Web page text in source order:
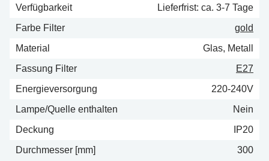
Verfügbarkeit
Lieferfrist: ca. 3-7 Tage
Farbe Filter
gold
Material
Glas, Metall
Fassung Filter
E27
Energieversorgung
220-240V
Lampe/Quelle enthalten
Nein
Deckung
IP20
Durchmesser [mm]
300